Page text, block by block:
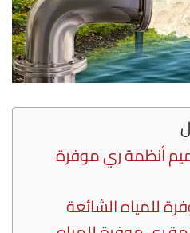
أنظمة ري موفرة
للمياه الشائعة